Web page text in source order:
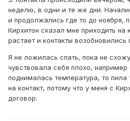
неделю, в одни и те же дни.
и продолжались где то до ноября,
Кирхитон сказал мне приходить на
растает и контакты
Я не ложилась спать, пока не
чувствовала себя плохо,
поднималась температура, то
на контакт, потому что у меня с
договор.